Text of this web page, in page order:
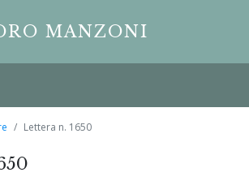
MANZONI
Lettera n. 1650